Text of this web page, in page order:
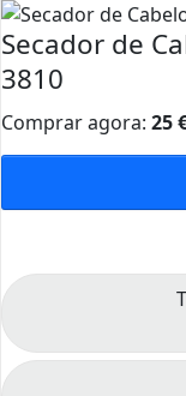
Secador de
3810
Comprar agora: 25